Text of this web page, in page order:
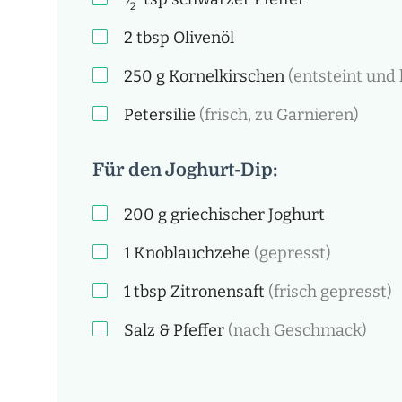
2
2 tbsp Olivenöl
250 gKornelkirschen (entsteint und
Petersilie (frisch, zu Garnieren)
Für den Joghurt-Dip:
200 ggriechischer Joghurt
1 Knoblauchzehe (gepresst)
1tbsp Zitronensaft (frisch gepresst)
Salz & Pfeffer (nach Geschmack)